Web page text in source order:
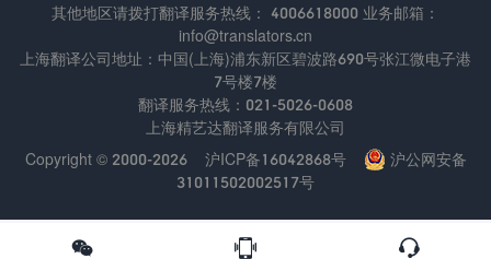
  
其他地区请拨打翻译服务热线： 4006618000 业务邮箱：
info@translators.cn
上海翻译公司地址：中国(上海)浦东新区碧波路690号张江微电⼦港
7号楼7楼
翻译服务热线：021-5026-0608
上海精艺达翻译服务有限公司
Copyright © 2000-2026
沪ICP备16042868号
沪公网安备
31011502002517号